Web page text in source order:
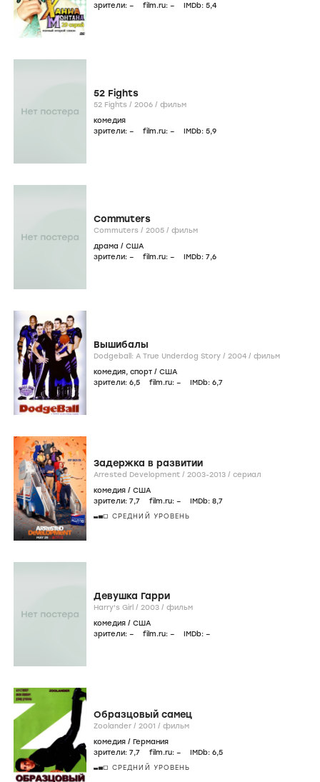
зрители: – film.ru: – IMDb: 5,4
52 Fights
52 Fights / 2006 / фильм
комедия
зрители: – film.ru: – IMDb: 5,9
Commuters
Commuters / 2005 / фильм
драма / США
зрители: – film.ru: – IMDb: 7,6
Вышибалы
Dodgeball: A True Underdog Story / 2004 / фильм
комедия, спорт / США
зрители: 6,5 film.ru: – IMDb: 6,7
Задержка в развитии
Arrested Development / 2003-2013 / сериал
комедия / США
зрители: 7,7 film.ru: – IMDb: 8,7
СРЕДНИЙ УРОВЕНЬ
Девушка Гарри
Harry's Girl / 2003 / фильм
комедия / США
зрители: – film.ru: – IMDb: –
Образцовый самец
Zoolander / 2001 / фильм
комедия / Германия
зрители: 7,7 film.ru: – IMDb: 6,5
СРЕДНИЙ УРОВЕНЬ